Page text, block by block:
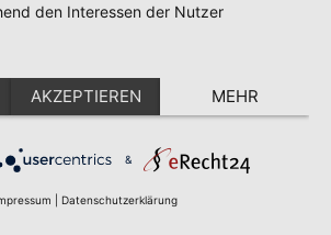
den Interessen der Nutzer
AKZEPTIEREN MEHR
&
Datenschutzerklärung